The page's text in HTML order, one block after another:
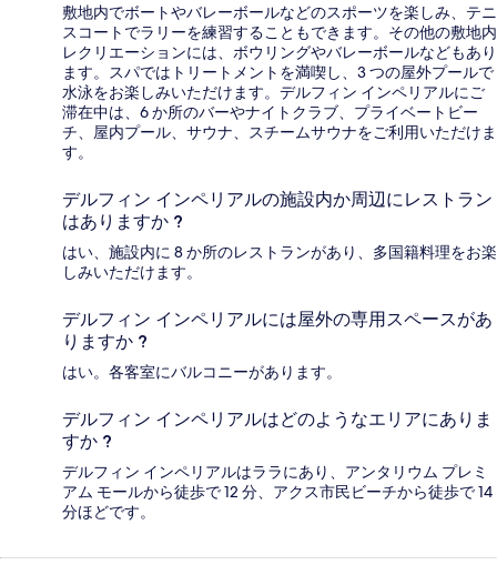
敷地内でボートやバレーボールなどのスポーツを楽しみ、テニ
スコートでラリーを練習することもできます。その他の敷地内
レクリエーションには、ボウリングやバレーボールなどもあり
ます。スパではトリートメントを満喫し、3 つの屋外プールで
水泳をお楽しみいただけます。デルフィン インペリアルにご
滞在中は、6 か所のバーやナイトクラブ、プライベートビー
チ、屋内プール、サウナ、スチームサウナをご利用いただけま
す。
デルフィン インペリアルの施設内か周辺にレストラン
はありますか ?
はい、施設内に 8 か所のレストランがあり、多国籍料理をお楽
しみいただけます。
デルフィン インペリアルには屋外の専用スペースがあ
りますか ?
はい。各客室にバルコニーがあります。
デルフィン インペリアルはどのようなエリアにありま
すか ?
デルフィン インペリアルはララにあり、アンタリウム プレミ
アム モールから徒歩で 12 分、アクス市民ビーチから徒歩で 14
分ほどです。